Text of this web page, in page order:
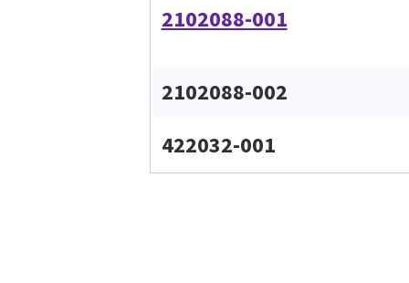
2102088-001
2102088-002
422032-001